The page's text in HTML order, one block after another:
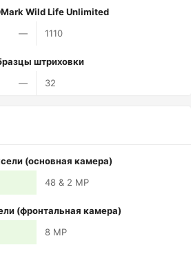
Wild Life Unlimited
—
1110
штриховки
—
32
(основная камера)
48 & 2 MP
(фронтальная камера)
8 MP